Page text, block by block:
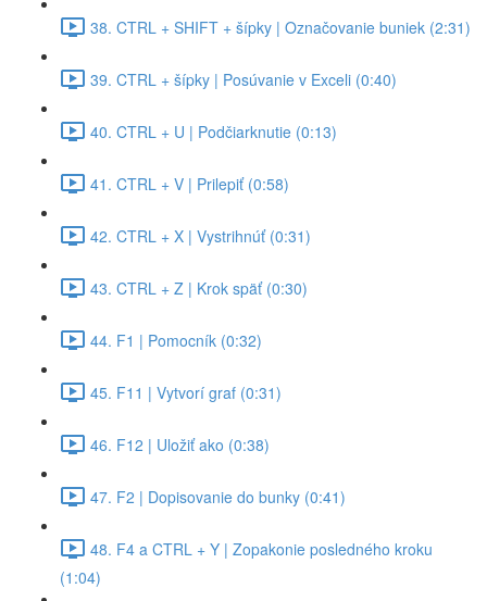
38. CTRL + SHIFT + šípky | Označovanie buniek (2:31)
39. CTRL + šípky | Posúvanie v Exceli (0:40)
40. CTRL + U | Podčiarknutie (0:13)
41. CTRL + V | Prilepiť (0:58)
42. CTRL + X | Vystrihnúť (0:31)
43. CTRL + Z | Krok späť (0:30)
44. F1 | Pomocník (0:32)
45. F11 | Vytvorí graf (0:31)
46. F12 | Uložiť ako (0:38)
47. F2 | Dopisovanie do bunky (0:41)
48. F4 a CTRL + Y | Zopakonie posledného kroku
(1:04)